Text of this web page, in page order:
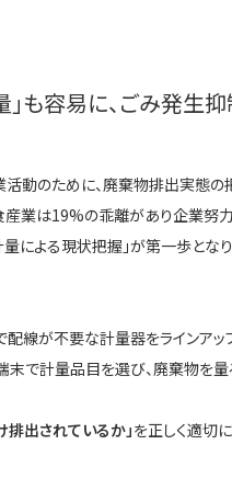
も容易に、ごみ発生
動のために、廃棄物排出実態の
産業は19%の乖離があり企業努
による現状把握」が第一歩と
線が不要な計量器をラインア
で計量品目を選び、廃棄物を
排出されているか」を正しく適切